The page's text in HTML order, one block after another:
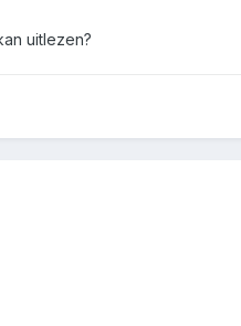
uitlezen?